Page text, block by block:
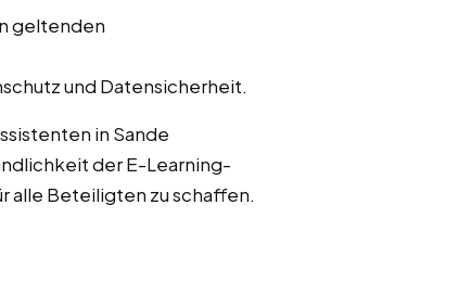
geltenden
und Datensicherheit.
in Sande
der E-Learning-
alle Beteiligten zu schaffen.